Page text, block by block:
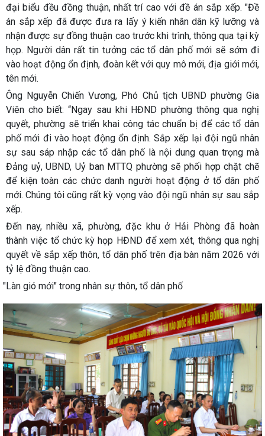
đại biểu đều đồng thuận, nhất trí cao với đề án sắp xếp. "Đề
án sắp xếp đã được đưa ra lấy ý kiến nhân dân kỹ lưỡng và
nhận được sự đồng thuận cao trước khi trình, thông qua tại kỳ
họp. Người dân rất tin tưởng các tổ dân phố mới sẽ sớm đi
vào hoạt động ổn định, đoàn kết với quy mô mới, địa giới mới,
tên mới.
Ông Nguyễn Chiến Vương, Phó Chủ tịch UBND phường Gia
Viên cho biết: “Ngay sau khi HĐND phường thông qua nghị
quyết, phường sẽ triển khai công tác chuẩn bị để các tổ dân
phố mới đi vào hoạt động ổn định. Sắp xếp lại đội ngũ nhân
sự sau sáp nhập các tổ dân phố là nội dung quan trọng mà
Đảng uỷ, UBND, Uỷ ban MTTQ phường sẽ phối hợp chặt chẽ
để kiện toàn các chức danh người hoạt động ở tổ dân phố
mới. Chúng tôi cũng rất kỳ vọng vào đội ngũ nhân sự sau sắp
xếp.
Đến nay, nhiều xã, phường, đặc khu ở Hải Phòng đã hoàn
thành việc tổ chức kỳ họp HĐND để xem xét, thông qua nghị
quyết về sắp xếp thôn, tổ dân phố trên địa bàn năm 2026 với
tỷ lệ đồng thuận cao.
"Làn gió mới" trong nhân sự thôn, tổ dân phố